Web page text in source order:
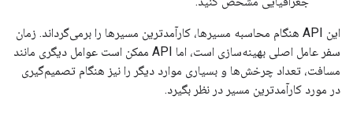
این API هنگام محاسبه مسیرها، کارآمدترین مسیرها را برمی‌گرداند. زمان
سفر عامل اصلی بهینه‌سازی است، اما API ممکن است عوامل دیگری مانند
مسافت، تعداد چرخش‌ها و بسیاری موارد دیگر را نیز هنگام تصمیم‌گیری
در مورد کارآمدترین مسیر در نظر بگیرد.